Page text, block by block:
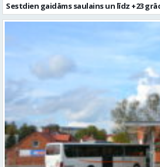
Sestdien gaidāms saulains un līdz +23